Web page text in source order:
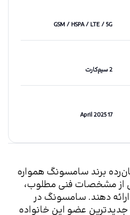
GSM / HSPA / LTE / 5G
2 سیم‌کارت
17 April 2025